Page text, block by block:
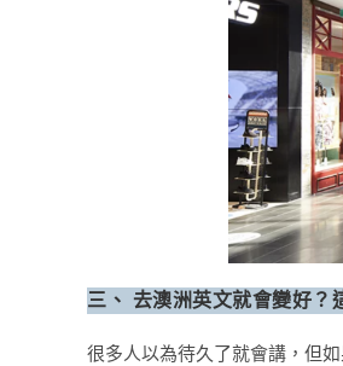
三、 去澳洲英文就會變好？
很多人以為待久了就會講，但